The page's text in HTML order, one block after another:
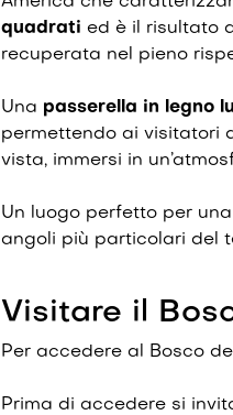
quadrati ed è il risultato
recuperata nel pieno
Una passerella in legno
permettendo ai visitatori
vista, immersi in
Un luogo perfetto per
angoli più particolari del
Visitare il
Per accedere al Bosco
Prima di accedere si